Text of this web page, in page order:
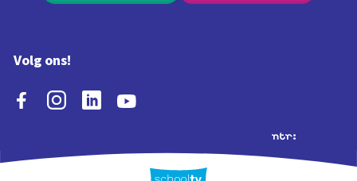
Volg ons!